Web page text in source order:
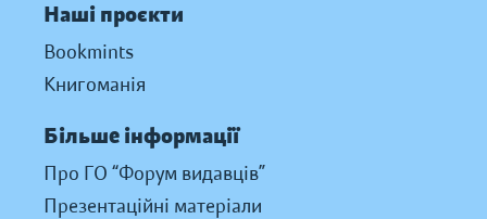
Наші проєкти
Bookmints
Книгоманія
Більше інформації
Про ГО “Форум видавців”
Презентаційні матеріали